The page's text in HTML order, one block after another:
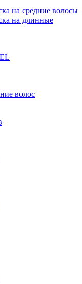
на средние волосы
на длинные
волос